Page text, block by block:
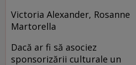
Victoria Alexander, Rosanne
Martorella
Dacă ar fi să asociez
sponsorizării culturale un